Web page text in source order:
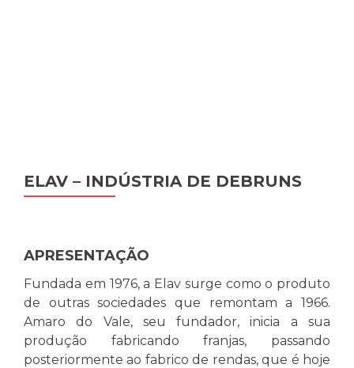
ELAV – INDÚSTRIA DE DEBRUNS
APRESENTAÇÃO
Fundada em 1976, a Elav surge como o produto
de outras sociedades que remontam a 1966.
Amaro do Vale, seu fundador, inicia a sua
produção fabricando franjas, passando
posteriormente ao fabrico de rendas, que é hoje